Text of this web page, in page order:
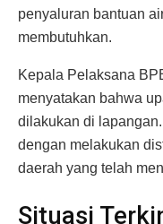
penyaluran bantuan
membutuhkan.
Kepala Pelaksana
menyatakan bahwa
dilakukan di
dengan melakukan
daerah yang telah
Situasi